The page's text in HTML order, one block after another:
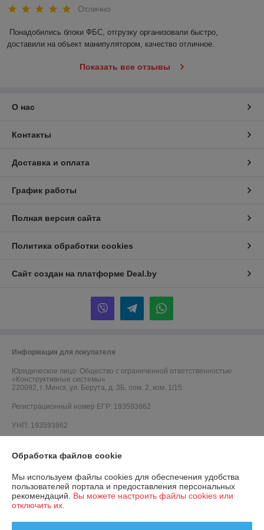
Отлично
Понадобились блоки ФБС, отгрузку организовали быстро,
доставили на объект манипулятором, качество отличное.
Показать все отзывы
О нас
Контакты
Доставка и оплата
График работы
Полная версия сайта
Политика обработки cookies
Сайт создан на платформе Deal.by
Информация для покупателя
Юридическое лицо: Общество с ограниченной ответственностью
«Конструктивные системы»
220092, г. Минск, ул. Берута, д. 3Б, пом. 2, ком. 1/15
Регистрационный номер ЕГР: 193593862
УНП: 193593862
Ссылка на свидетельство/лицензию
Ссылка на свидетельство/лицензию
Ссылка на свидетельство/лицензию
Обработка файлов cookie
Мы используем файлы cookies для обеспечения удобства
пользователей портала и предоставления персональных
рекомендаций. Вы можете настроить файлы cookies или
отключить их.